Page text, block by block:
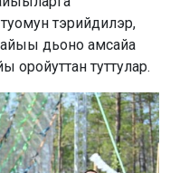
тэрийдилэр,
дьоно амсайа
оройуттан туттулар.